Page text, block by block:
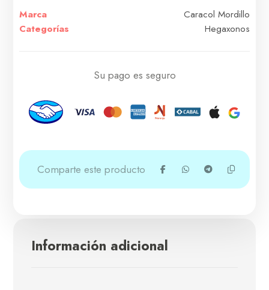
Marca
Caracol Mordillo
Categorías
Hegaxonos
Su pago es seguro
Información adicional